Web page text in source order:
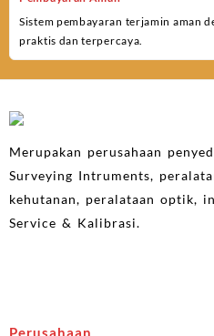
Sistem pembayaran terjamin aman
praktis dan terpercaya.
Merupakan perusahaan
Surveying Intruments,
kehutanan, peralataan optik,
Service & Kalibrasi.
Perusahaan